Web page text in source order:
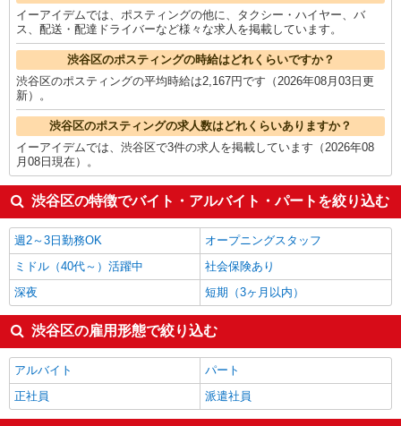
イーアイデムでは、ポスティングの他に、タクシー・ハイヤー、バ
ス、配送・配達ドライバーなど様々な求人を掲載しています。
渋谷区のポスティングの時給はどれくらいですか？
渋谷区のポスティングの平均時給は2,167円です（2026年08月03日更
新）。
渋谷区のポスティングの求人数はどれくらいありますか？
イーアイデムでは、渋谷区で3件の求人を掲載しています（2026年08
月08日現在）。
渋谷区の特徴でバイト・アルバイト・パートを絞り込む
週2～3日勤務OK
オープニングスタッフ
ミドル（40代～）活躍中
社会保険あり
深夜
短期（3ヶ月以内）
渋谷区の雇用形態で絞り込む
アルバイト
パート
正社員
派遣社員